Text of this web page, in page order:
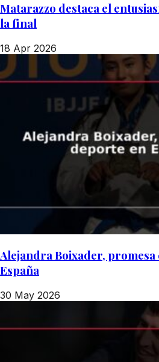
Matarazzo destaca el
la final
18 Apr 2026
Alejandra Boixader,
España
30 May 2026